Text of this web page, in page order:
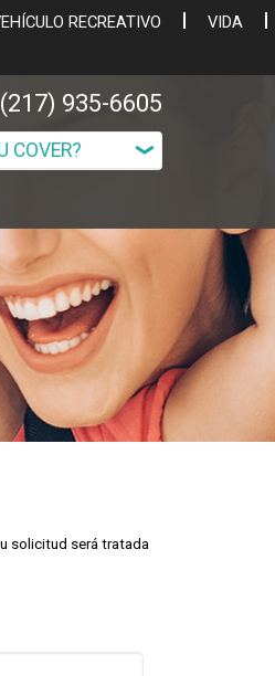
RECREATIVO
VIDA
935-6605
solicitud será tratada